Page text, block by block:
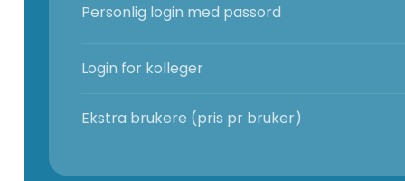
Personlig login med passord
Login for kolleger
Ekstra brukere (pris pr bruker)